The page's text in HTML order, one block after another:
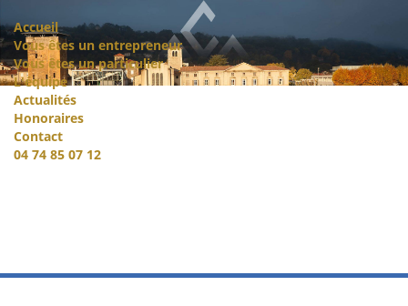
Accueil
Vous êtes un entrepreneur
Vous êtes un particulier
L'équipe
Actualités
Honoraires
Contact
04 74 85 07 12